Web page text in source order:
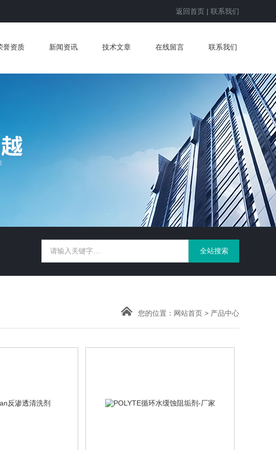
返回首页 | 联系我们
誉资质 新闻资讯 技术文章 在线留言 联系我们
您的位置： 网站首页 > 产品中心